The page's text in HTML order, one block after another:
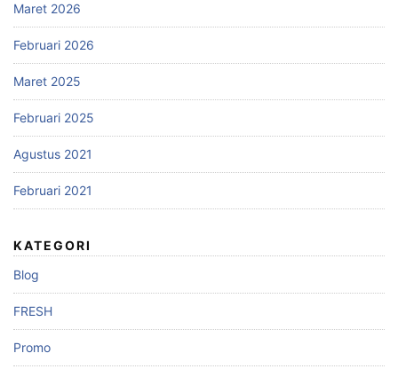
Maret 2026
Februari 2026
Maret 2025
Februari 2025
Agustus 2021
Februari 2021
KATEGORI
Blog
FRESH
Promo